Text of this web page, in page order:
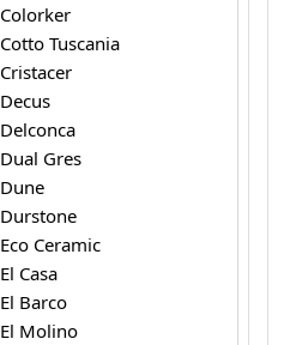
Colorker
Cotto Tuscania
Cristacer
Decus
Delconca
Dual Gres
Dune
Durstone
Eco Ceramic
El Casa
El Barco
El Molino